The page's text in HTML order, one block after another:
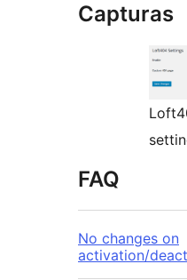
Capturas
FAQ
No changes on
activation/